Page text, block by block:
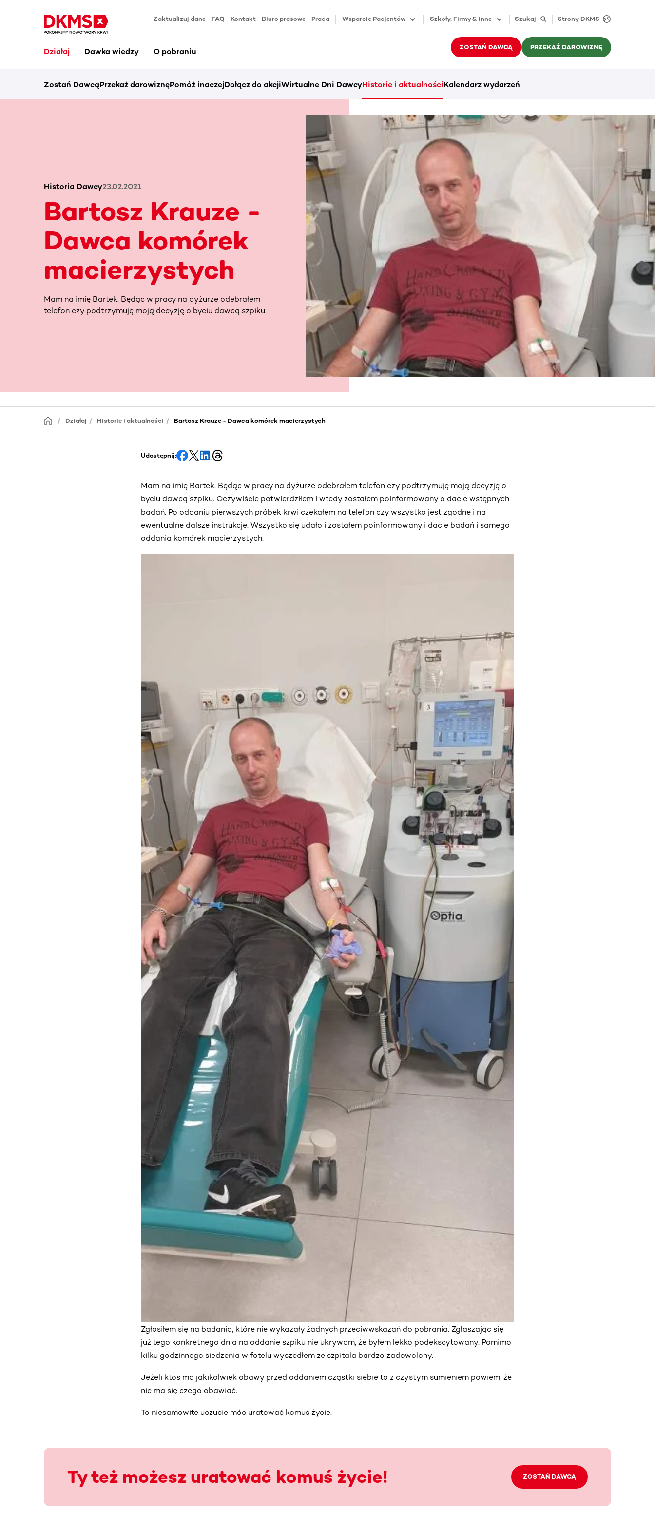
Zaktualizuj dane FAQ Kontakt Biuro prasowe Praca Wsparcie Pacjentów Szkoły, Firmy & inne Szukaj Strony DKMS
Działaj Dawka wiedzy O pobraniu ZOSTAŃ DAWCĄ PRZEKAŻ DAROWIZNĘ
Zostań DawcąPrzekaż darowiznęPomóż inaczejDołącz do akcjiWirtualne Dni DawcyHistorie i aktualnościKalendarz wydarzeń
Historia Dawcy23.02.2021
Bartosz Krauze -
Dawca komórek
macierzystych
Mam na imię Bartek. Będąc w pracy na dyżurze odebrałem
telefon czy podtrzymuję moją decyzję o byciu dawcą szpiku.
Działaj Historie i aktualności Bartosz Krauze - Dawca komórek macierzystych
Udostępnij:
Mam na imię Bartek. Będąc w pracy na dyżurze odebrałem telefon czy podtrzymuję moją decyzję o
byciu dawcą szpiku. Oczywiście potwierdziłem i wtedy zostałem poinformowany o dacie wstępnych
badań. Po oddaniu pierwszych próbek krwi czekałem na telefon czy wszystko jest zgodne i na
ewentualne dalsze instrukcje. Wszystko się udało i zostałem poinformowany i dacie badań i samego
oddania komórek macierzystych.
Zgłosiłem się na badania, które nie wykazały żadnych przeciwwskazań do pobrania. Zgłaszając się
już tego konkretnego dnia na oddanie szpiku nie ukrywam, że byłem lekko podekscytowany. Pomimo
kilku godzinnego siedzenia w fotelu wyszedłem ze szpitala bardzo zadowolony.
Jeżeli ktoś ma jakikolwiek obawy przed oddaniem cząstki siebie to z czystym sumieniem powiem, że
nie ma się czego obawiać.
To niesamowite uczucie móc uratować komuś życie.
Ty też możesz uratować komuś życie! ZOSTAŃ DAWCĄ